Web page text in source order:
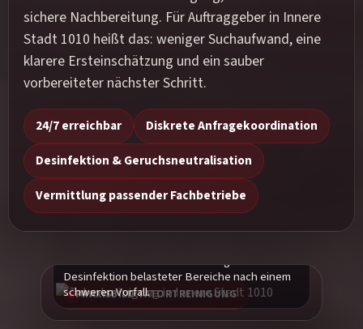
sichere Nachbereitung. Für Auftraggeber in Innere
Stadt 1010 heißt das: weniger Suchaufwand, eine
klarere Ersteinschätzung und ein sauber
vorbereiteter nächster Schritt.
24/7 erreichbar
Diskrete Anfragekoordination
Desinfektion & Geruchsneutralisation
Vermittlung passender Fachbetriebe
PRAXISBILD TATORTREINIGUNG
Praxisnahes Einsatzbild zur fachgerechten
Desinfektion belasteter Bereiche nach einem
schweren Vorfall.